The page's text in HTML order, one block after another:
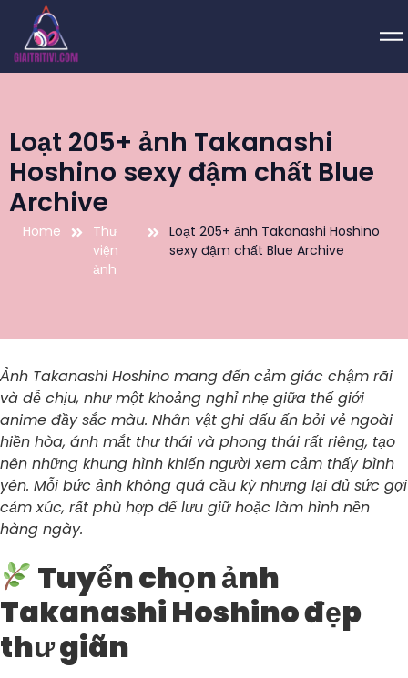
Loạt 205+ ảnh Takanashi
Hoshino sexy đậm chất Blue
Archive
Home
Thư
viện
ảnh
Loạt 205+ ảnh Takanashi Hoshino
sexy đậm chất Blue Archive
Ảnh Takanashi Hoshino mang đến cảm giác chậm rãi
và dễ chịu, như một khoảng nghỉ nhẹ giữa thế giới
anime đầy sắc màu. Nhân vật ghi dấu ấn bởi vẻ ngoài
hiền hòa, ánh mắt thư thái và phong thái rất riêng, tạo
nên những khung hình khiến người xem cảm thấy bình
yên. Mỗi bức ảnh không quá cầu kỳ nhưng lại đủ sức gợi
cảm xúc, rất phù hợp để lưu giữ hoặc làm hình nền
hàng ngày.
Tuyển chọn ảnh
Takanashi Hoshino đẹp
thư giãn